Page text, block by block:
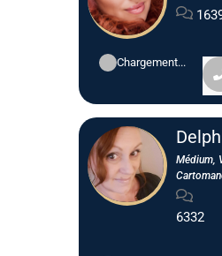
Chargement...
Médium,
6332